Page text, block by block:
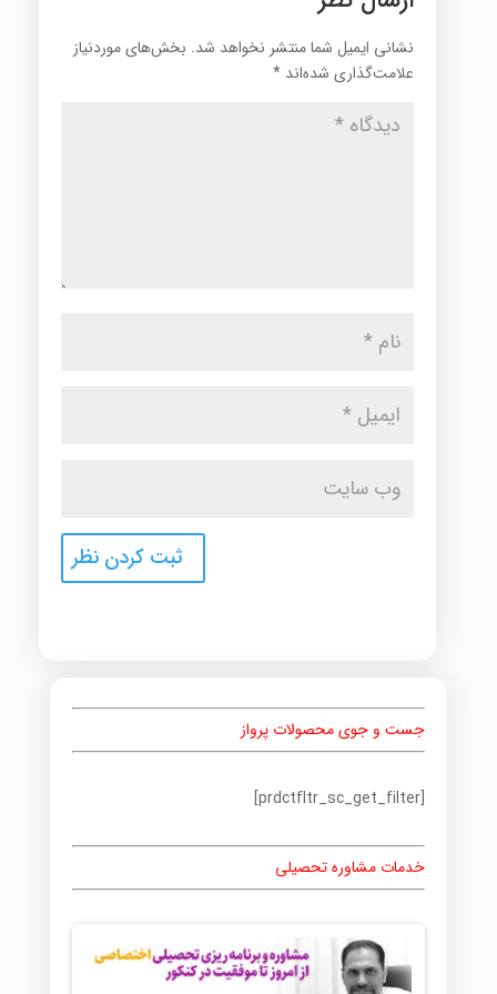
نشانی ایمیل شما منتشر نخواهد شد. بخش‌های موردنیاز
علامت‌گذاری شده‌اند *
جست و جوی محصولات پرواز
[prdctfltr_sc_get_filter]
خدمات مشاوره تحصیلی